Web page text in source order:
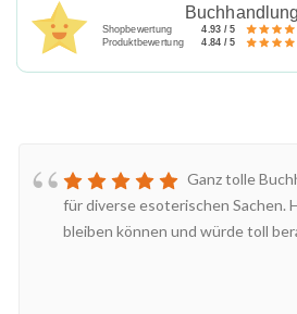
Shopbewertung 4.93 / 5
Produktbewertung 4.84 / 5
Ganz tolle
für diverse esoterischen Sachen.
bleiben können und würde toll